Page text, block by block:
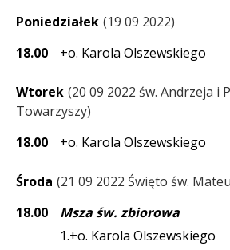
Poniedziałek 19 09 2022
18.00
+o. Karola Olszewskiego
Wtorek 20 09 2022 św. Andrzeja i
Towarzyszy
18.00
+o. Karola Olszewskiego
Środa 21 09 2022 Święto św.
18.00
Msza św. zbiorowa
1.+o. Karola Olszewskiego